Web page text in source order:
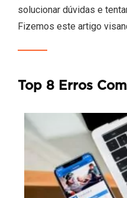
solucionar dúvidas e
Fizemos este artigo
Top 8 Erros